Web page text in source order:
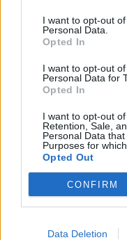
I want to opt-out
Personal Data.
Opted In
I want to opt-out
Personal Data for
Opted In
I want to opt-out
Retention, Sale,
Personal Data
Purposes for
Opted Out
CONFIRM
Data Deletion